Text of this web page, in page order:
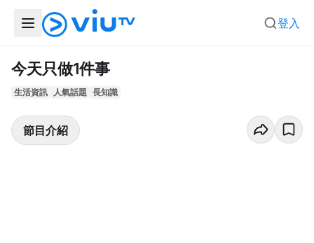
登入
今天只做1件事
生活資訊 人氣話題 長知識
節目介紹